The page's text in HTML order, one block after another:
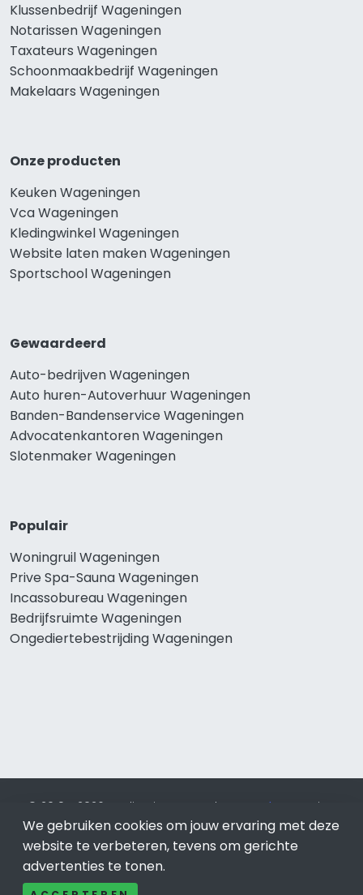
Klussenbedrijf Wageningen
Notarissen Wageningen
Taxateurs Wageningen
Schoonmaakbedrijf Wageningen
Makelaars Wageningen
Onze producten
Keuken Wageningen
Vca Wageningen
Kledingwinkel Wageningen
Website laten maken Wageningen
Sportschool Wageningen
Gewaardeerd
Auto-bedrijven Wageningen
Auto huren-Autoverhuur Wageningen
Banden-Bandenservice Wageningen
Advocatenkantoren Wageningen
Slotenmaker Wageningen
Populair
Woningruil Wageningen
Prive Spa-Sauna Wageningen
Incassobureau Wageningen
Bedrijfsruimte Wageningen
Ongediertebestrijding Wageningen
© 2019 - 2026 Realisatie en SEO door SEO-bureau
Lion
Internet. Betaal alleen voor bewezen resultaten?SEO
optimalisatie No Cure No Pay.Wageningenis onderdeel van
Lion Internet.
We gebruiken cookies om jouw ervaring met deze
website te verbeteren, tevens om gerichte
advertenties te tonen.